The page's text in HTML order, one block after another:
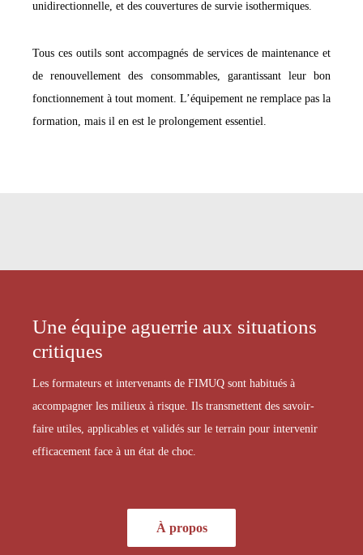
unidirectionnelle, et des couvertures de survie isothermiques.
Tous ces outils sont accompagnés de services de maintenance et
de renouvellement des consommables, garantissant leur bon
fonctionnement à tout moment. L’équipement ne remplace pas la
formation, mais il en est le prolongement essentiel.
Une équipe aguerrie aux situations
critiques
Les formateurs et intervenants de FIMUQ sont habitués à
accompagner les milieux à risque. Ils transmettent des savoir-
faire utiles, applicables et validés sur le terrain pour intervenir
efficacement face à un état de choc.
À propos